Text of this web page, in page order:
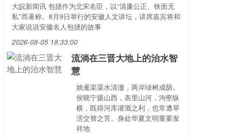
大皖新闻讯 包拯作为北宋名臣，以“清廉公正、铁面无
私”而著称。8月9日举行的安徽人文讲坛，讲席嘉宾将和
大家说说安徽名人包拯的故事
2026-08-05 18:33:00
流淌在三晋大地上的治水智
慧
姚暹渠渠水清澈，两岸绿树成荫。
侯晓宁摄山西，表里山河，沟壑纵
横，既得河库灌溉之利，也常遭旱
涝交替之苦。身处华夏文明重要发
祥地